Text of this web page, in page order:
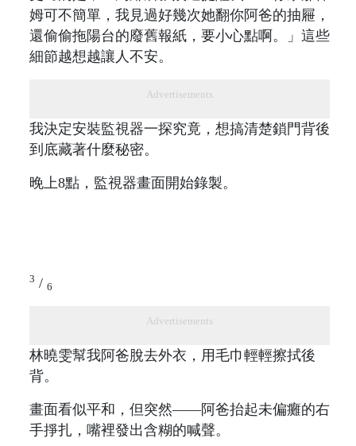
姆可不簡單，我見過好幾次她翻你阿爸的抽屜，
還偷偷拖陽台的廢舊報紙，要小心點啊。」這些
細節越想越讓人不安。
Advertisements
我決定安裝監視器一探究竟，想搞清楚鎖門背後
到底藏著什麼秘密。
晚上8點，監視器畫面開始錄製。
3 / 6
Advertisements
林曉雯幫我阿爸脫去外衣，用毛巾輕輕擦拭後
背。
畫面看似平和，但突然——阿爸抬起未偏癱的右
手掙扎，嘴裡發出含糊的喊聲。